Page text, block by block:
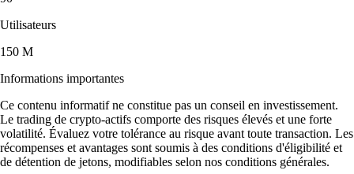
Utilisateurs
150 M
Informations importantes
Ce contenu informatif ne constitue pas un conseil en investissement.
Le trading de crypto-actifs comporte des risques élevés et une forte
volatilité. Évaluez votre tolérance au risque avant toute transaction. Les
récompenses et avantages sont soumis à des conditions d'éligibilité et
de détention de jetons, modifiables selon nos conditions générales.